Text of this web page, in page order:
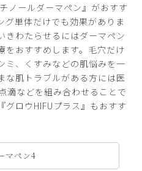
ノールダーマペン』がおすす
グ単体だけでも効果がありま
きわたらせるにはダーマペン
をおすすめします。毛穴だけ
ミ、くすみなどの肌悩みを一
な肌トラブルがある方には医
滴などを組み合わせることで
グロウHIFUプラス』もおすす
マペン4